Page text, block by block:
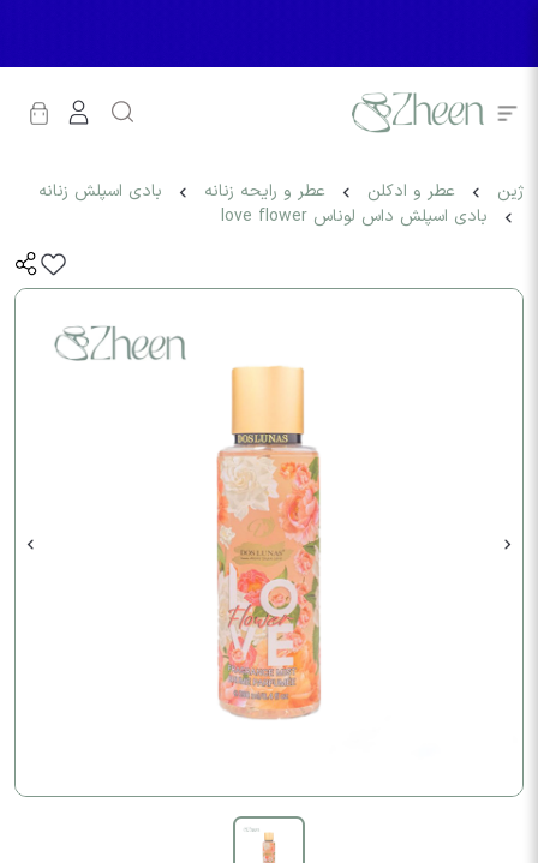
ژین عطر و ادکلن عطر و رایحه زنانه
بادی اسپلش زنانه
بادی اسپلش داس لوناس love flower